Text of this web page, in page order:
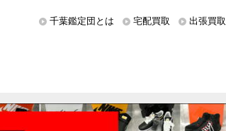
千葉鑑定団とは 宅配買取 出張買取